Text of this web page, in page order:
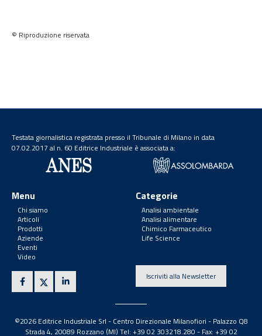
© Riproduzione riservata
Testata giornalistica registrata presso il Tribunale di Milano in data
07.02.2017 al n. 60 Editrice Industriale è associata a:
Menu
Chi siamo
Articoli
Prodotti
Aziende
Eventi
Video
Categorie
Analisi ambientale
Analisi alimentare
Chimico Farmaceutico
Life Science
Iscriviti alla Newsletter
©2026 Editrice Industriale Srl - Centro Direzionale Milanofiori - Palazzo Q8
Strada 4, 20089 Rozzano (MI) Tel: +39 02 303218.280 - Fax: +39 02